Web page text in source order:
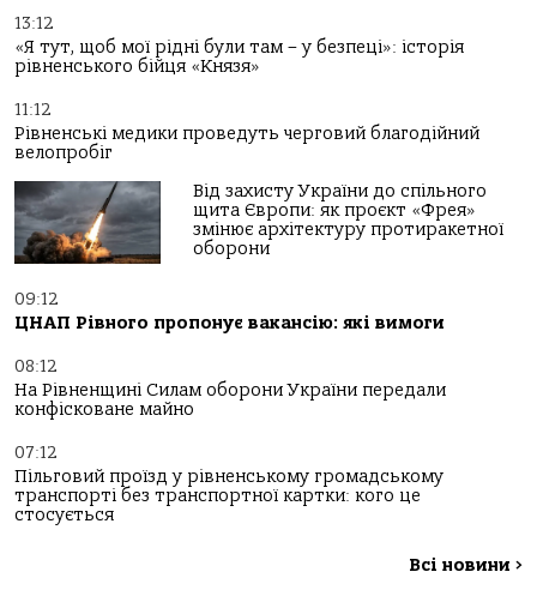
13:12
«Я тут, щоб мої рідні були там – у безпеці»: історія
рівненського бійця «Князя»
11:12
Рівненські медики проведуть черговий благодійний
велопробіг
Від захисту України до спільного
щита Європи: як проєкт «Фрея»
змінює архітектуру протиракетної
оборони
09:12
ЦНАП Рівного пропонує вакансію: які вимоги
08:12
На Рівненщині Силам оборони України передали
конфісковане майно
07:12
Пільговий проїзд у рівненському громадському
транспорті без транспортної картки: кого це
стосується
Всі новини >